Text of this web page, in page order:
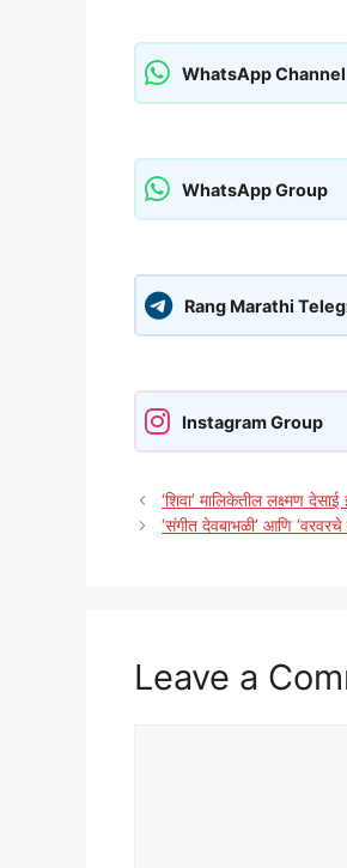
WhatsApp Channel
WhatsApp Group
Rang Marathi
Instagram Group
‘शिवा’ मालिकेतील लक्ष्मण
‘संगीत देवबाभळी’ आणि
Leave a